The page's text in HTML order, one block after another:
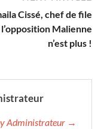
Cissé, chef de file
Malienne
n’est plus !
Administrateur →